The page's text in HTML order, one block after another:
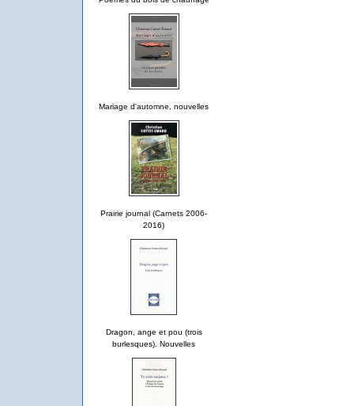
Mariage d'automne, nouvelles
Prairie journal (Carnets 2006-
2016)
Dragon, ange et pou (trois
burlesques). Nouvelles